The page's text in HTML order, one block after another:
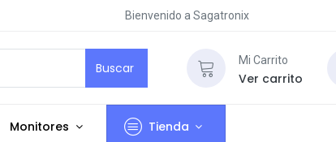
Bienvenido a Sagatronix
Buscar Mi Carrito
Ver carrito
Monitores Tienda